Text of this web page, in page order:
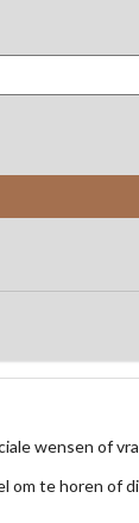
wensen of
om te horen of